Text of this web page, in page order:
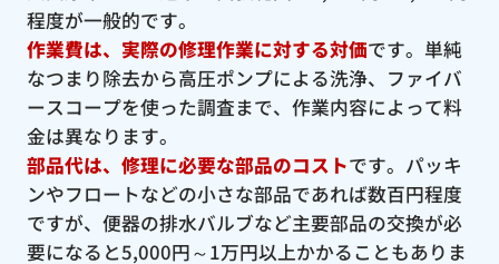
程度が一般的です。
作業費は、実際の修理作業に対する対価です。単純
なつまり除去から高圧ポンプによる洗浄、ファイバ
ースコープを使った調査まで、作業内容によって料
金は異なります。
部品代は、修理に必要な部品のコストです。パッキ
ンやフロートなどの小さな部品であれば数百円程度
ですが、便器の排水バルブなど主要部品の交換が必
要になると5,000円～1万円以上かかることもありま